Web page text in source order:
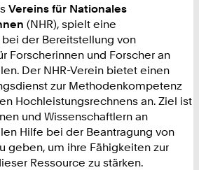
Vereins für Nationales
(NHR), spielt eine
der Bereitstellung von
Forscherinnen und Forscher an
Der NHR-Verein bietet einen
zur Methodenkompetenz
Hochleistungsrechnens an. Ziel ist
und Wissenschaftlern an
Hilfe bei der Beantragung von
geben, um ihre Fähigkeiten zur
Ressource zu stärken.